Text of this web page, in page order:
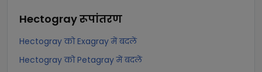
Hectograyरूपांतरण
Hectogray को Exagray में बदलें
Hectogray को Petagray में बदलें